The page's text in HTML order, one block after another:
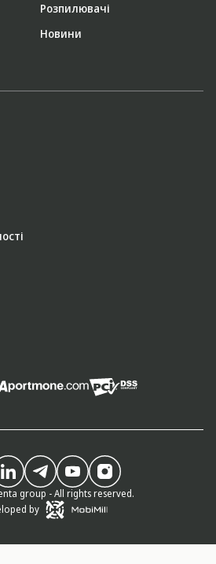
Розпилювачі
Новини
group - All rights reserved.
by